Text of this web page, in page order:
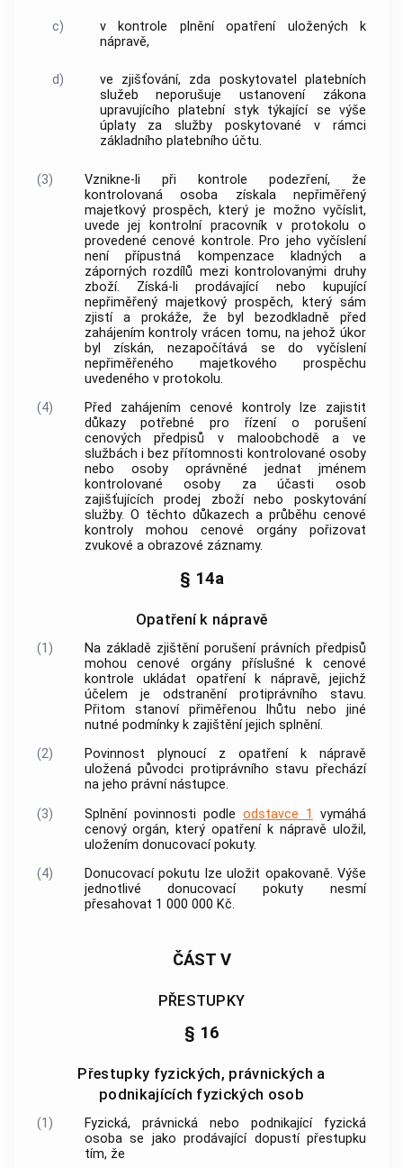
c)
v kontrole plnění opatření uložených k
nápravě,
d)
ve zjišťování, zda poskytovatel platebních
služeb neporušuje ustanovení zákona
upravujícího platební styk týkající se výše
úplaty za služby poskytované v rámci
základního platebního účtu.
(3)
Vznikne-li při kontrole podezření, že
kontrolovaná osoba získala nepřiměřený
majetkový prospěch, který je možno vyčíslit,
uvede jej kontrolní pracovník v protokolu o
provedené cenové kontrole. Pro jeho vyčíslení
není přípustná kompenzace kladných a
záporných rozdílů mezi kontrolovanými druhy
zboží. Získá-li prodávající nebo kupující
nepřiměřený majetkový prospěch, který sám
zjistí a prokáže, že byl bezodkladně před
zahájením kontroly vrácen tomu, na jehož úkor
byl získán, nezapočítává se do vyčíslení
nepřiměřeného majetkového prospěchu
uvedeného v protokolu.
(4)
Před zahájením cenové kontroly lze zajistit
důkazy potřebné pro řízení o porušení
cenových předpisů v maloobchodě a ve
službách i bez přítomnosti kontrolované osoby
nebo osoby oprávněné jednat jménem
kontrolované osoby za účasti osob
zajišťujících prodej zbožínebo poskytování
služby. O těchto důkazech a průběhu cenové
kontroly mohou cenové orgánypořizovat
zvukové a obrazové záznamy.
§ 14a
Opatření k nápravě
(1)
Na základě zjištění porušení právních předpisů
mohoucenové orgány příslušné k cenové
kontrole ukládat opatření k nápravě, jejichž
účelem je odstranění protiprávního stavu.
Přitom stanoví přiměřenou lhůtu nebo jiné
nutné podmínky k zajištění jejich splnění.
(2)
Povinnost plynoucí z opatření k nápravě
uložená původci protiprávního stavu přechází
na jeho právní nástupce.
(3)
Splnění povinnosti podle odstavce 1
vymáhá
cenový orgán, který opatření k nápravě uložil,
uložením donucovací pokuty.
(4)
Donucovací pokutu lze uložit opakovaně. Výše
jednotlivé donucovací pokuty nesmí
přesahovat 1 000 000 Kč.
ČÁST V
PŘESTUPKY
§ 16
Přestupky fyzických, právnických a
podnikajících fyzických osob
(1)
Fyzická, právnická nebo podnikající fyzická
osoba se jako prodávající dopustí přestupku
tím, že